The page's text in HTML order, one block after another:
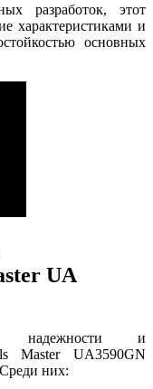
разработок, этот
характеристиками и
основных
UA
надежности и
Master UA3590GN
них: